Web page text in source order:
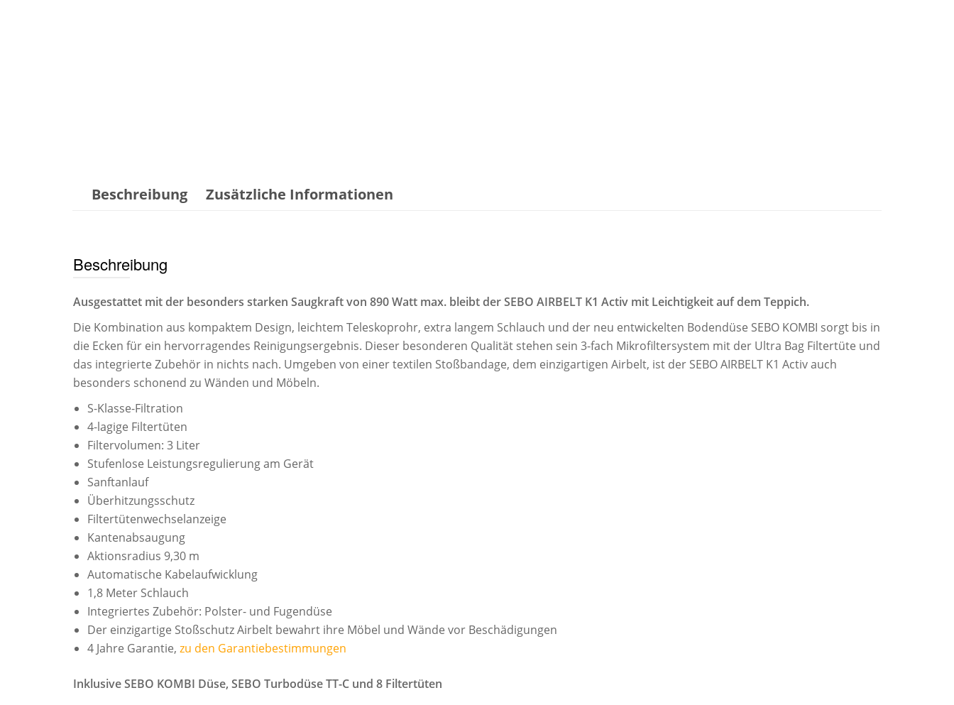
Beschreibung Zusätzliche Informationen
Beschreibung
Ausgestattet mit der besonders starken Saugkraft von 890 Watt max. bleibt der SEBO AIRBELT K1 Activ mit Leichtigkeit auf dem Teppich.
Die Kombination aus kompaktem Design, leichtem Teleskoprohr, extra langem Schlauch und der neu entwickelten Bodendüse SEBO KOMBI sorgt bis in
die Ecken für ein hervorragendes Reinigungsergebnis. Dieser besonderen Qualität stehen sein 3-fach Mikrofiltersystem mit der Ultra Bag Filtertüte und
das integrierte Zubehör in nichts nach. Umgeben von einer textilen Stoßbandage, dem einzigartigen Airbelt, ist der SEBO AIRBELT K1 Activ auch
besonders schonend zu Wänden und Möbeln.
S-Klasse-Filtration
4-lagige Filtertüten
Filtervolumen: 3 Liter
Stufenlose Leistungsregulierung am Gerät
Sanftanlauf
Überhitzungsschutz
Filtertütenwechselanzeige
Kantenabsaugung
Aktionsradius 9,30 m
Automatische Kabelaufwicklung
1,8 Meter Schlauch
Integriertes Zubehör: Polster- und Fugendüse
Der einzigartige Stoßschutz Airbelt bewahrt ihre Möbel und Wände vor Beschädigungen
4 Jahre Garantie, zu den Garantiebestimmungen
Inklusive SEBO KOMBI Düse, SEBO Turbodüse TT-C und 8 Filtertüten